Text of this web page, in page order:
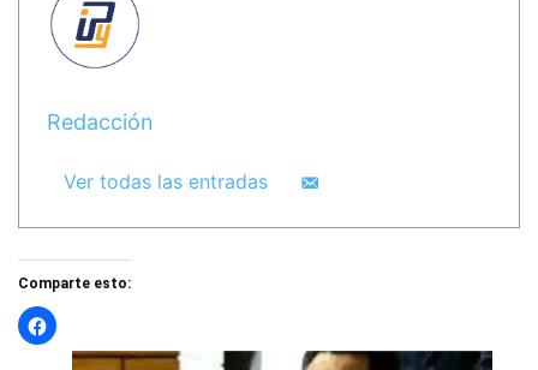
Redacción
Ver todas las entradas
Comparte esto: